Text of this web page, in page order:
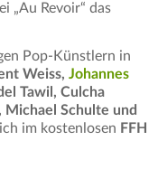
„Au Revoir“ das
Pop-Künstlern in
Weiss, Johannes
Tawil, Culcha
Michael Schulte und
im kostenlosen FFH